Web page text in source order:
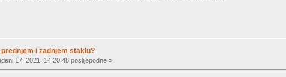
i zadnjem staklu?
17, 2021, 14:20:48 poslijepodne »